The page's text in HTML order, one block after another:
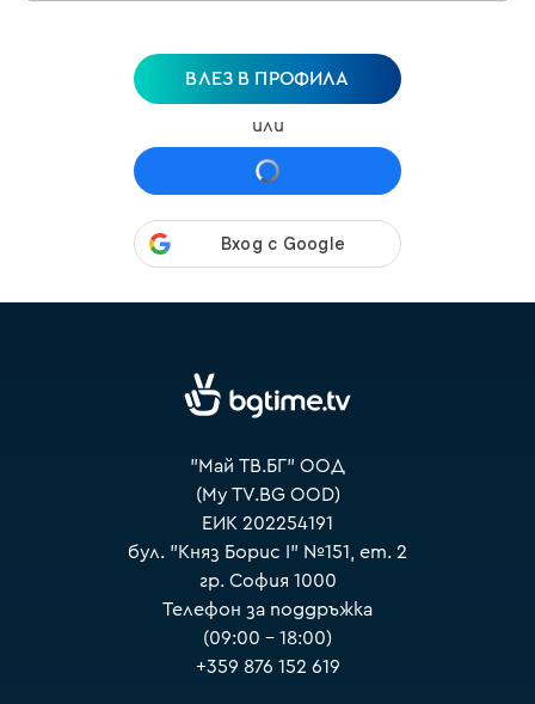
ВЛЕЗ В ПРОФИЛА
или
"Май ТВ.БГ" ООД
(My TV.BG OOD)
ЕИК 202254191
бул. "Княз Борис I" №151, ет. 2
гр. София 1000
Телефон за поддръжка
(09:00 – 18:00)
+359 876 152 619